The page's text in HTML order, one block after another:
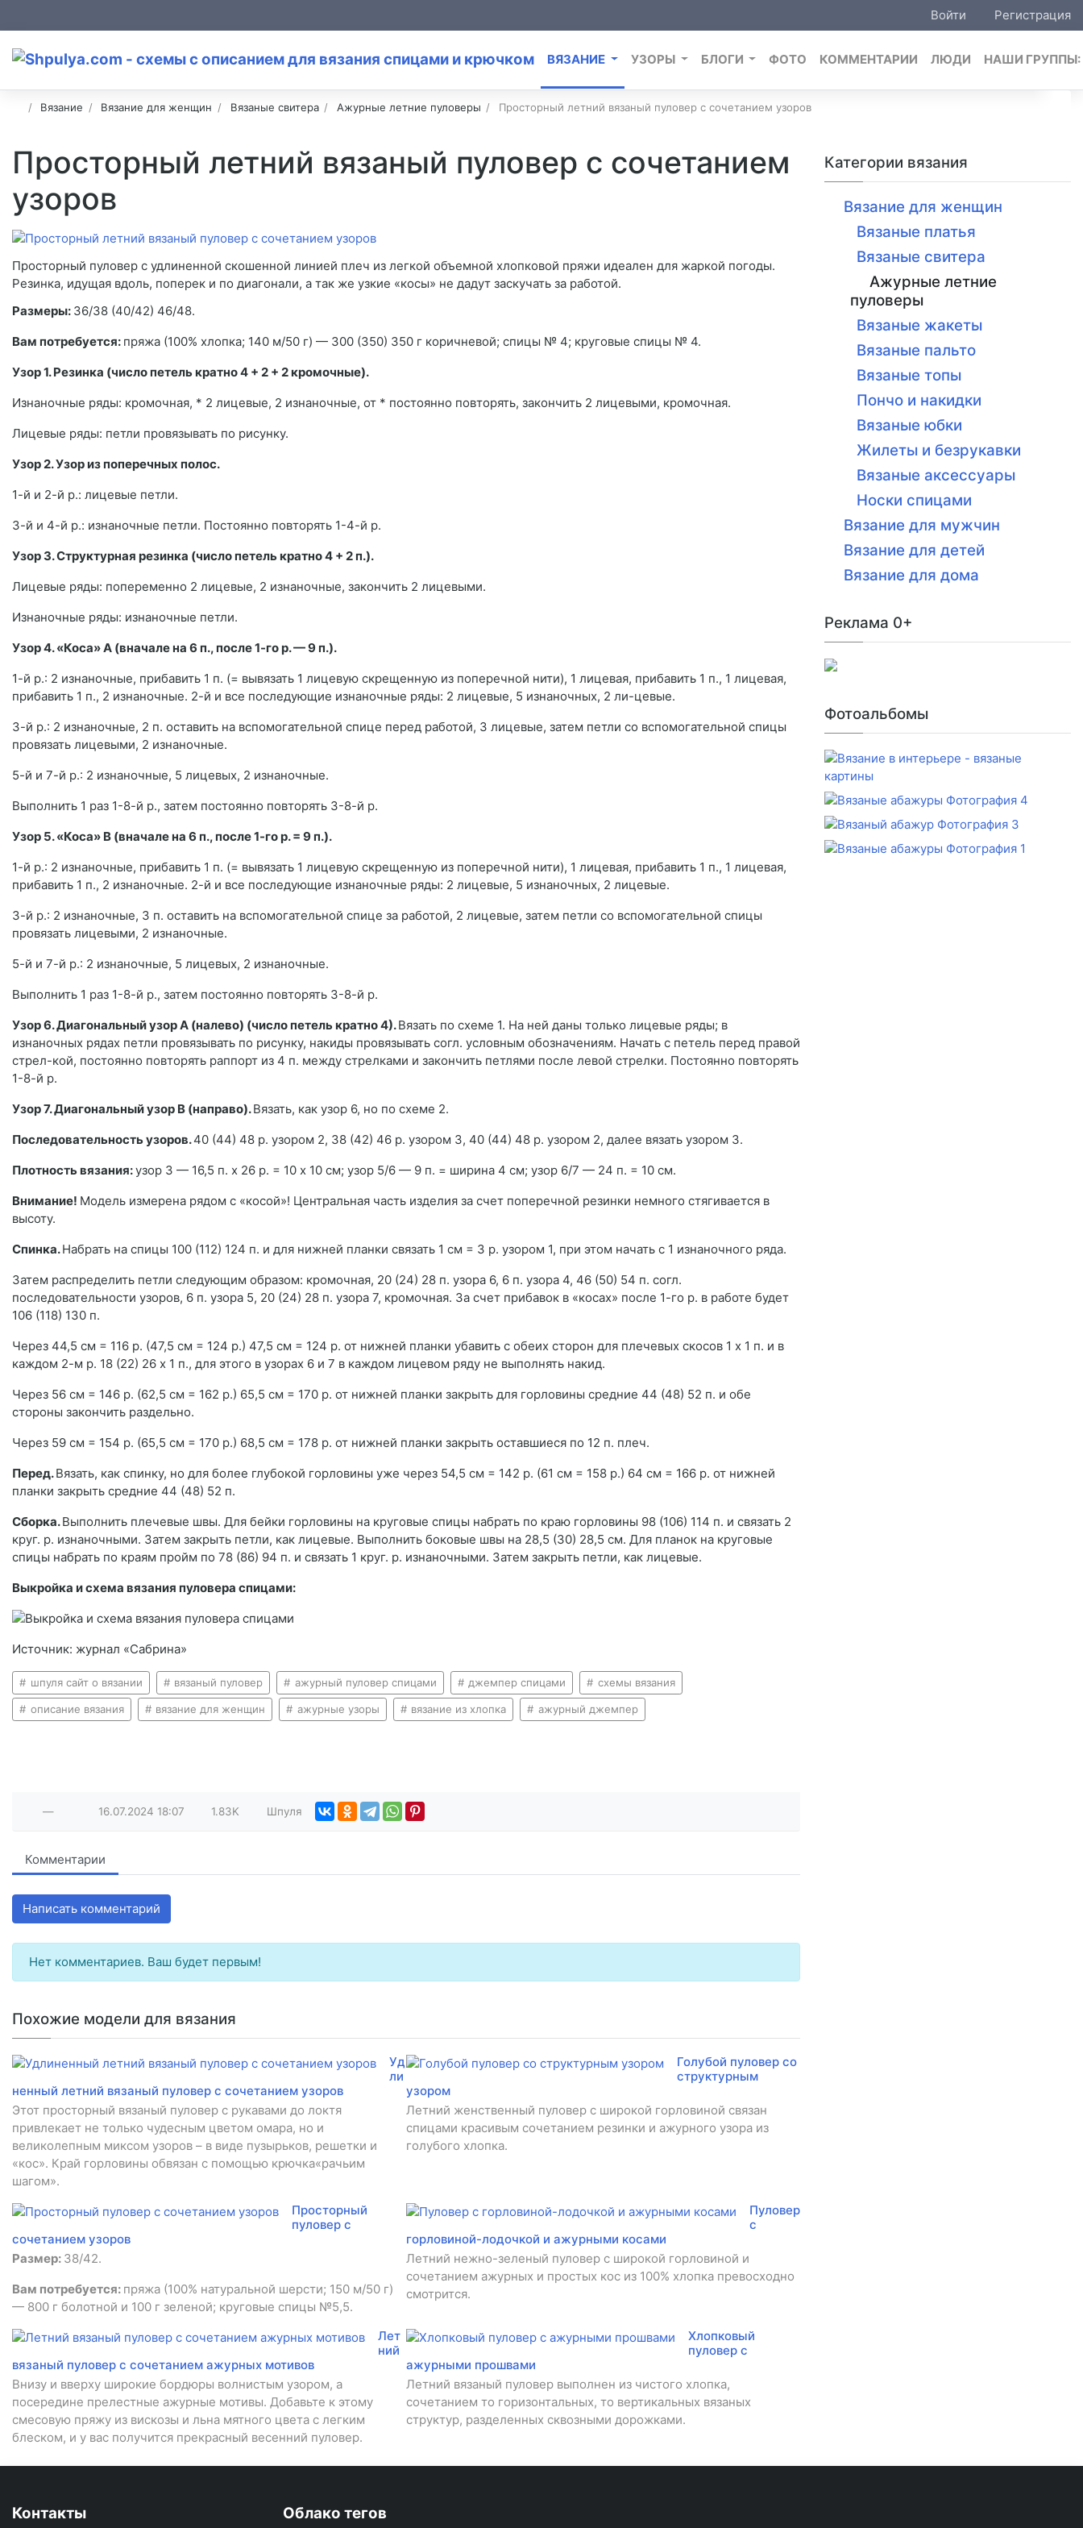
Войти Регистрация
ВЯЗАНИЕ УЗОРЫ БЛОГИ ФОТО КОММЕНТАРИИ ЛЮДИ НАШИ ГРУППЫ:
Вязание Вязание для женщин Вязаные свитера Ажурные летние пуловеры Просторный летний вязаный пуловер с сочетанием узоров
Просторный летний вязаный пуловер с сочетанием
узоров
Просторный пуловер с удлиненной скошенной линией плеч из легкой объемной хлопковой пряжи идеален для жаркой погоды.
Резинка, идущая вдоль, поперек и по диагонали, а так же узкие «косы» не дадут заскучать за работой.
Размеры: 36/38 (40/42) 46/48.
Вам потребуется: пряжа (100% хлопка; 140 м/50 г) — 300 (350) 350 г коричневой; спицы № 4; круговые спицы № 4.
Узор 1. Резинка (число петель кратно 4 + 2 + 2 кромочные).
Изнаночные ряды: кромочная, * 2 лицевые, 2 изнаночные, от * постоянно повторять, закончить 2 лицевыми, кромочная.
Лицевые ряды: петли провязывать по рисунку.
Узор 2. Узор из поперечных полос.
1-й и 2-й р.: лицевые петли.
3-й и 4-й р.: изнаночные петли. Постоянно повторять 1-4-й р.
Узор 3. Структурная резинка (число петель кратно 4 + 2 п.).
Лицевые ряды: попеременно 2 лицевые, 2 изнаночные, закончить 2 лицевыми.
Изнаночные ряды: изнаночные петли.
Узор 4. «Коса» А (вначале на 6 п., после 1-го р. — 9 п.).
1-й р.: 2 изнаночные, прибавить 1 п. (= вывязать 1 лицевую скрещенную из поперечной нити), 1 лицевая, прибавить 1 п., 1 лицевая,
прибавить 1 п., 2 изнаночные. 2-й и все последующие изнаночные ряды: 2 лицевые, 5 изнаночных, 2 ли-цевые.
3-й р.: 2 изнаночные, 2 п. оставить на вспомогательной спице перед работой, 3 лицевые, затем петли со вспомогательной спицы
провязать лицевыми, 2 изнаночные.
5-й и 7-й р.: 2 изнаночные, 5 лицевых, 2 изнаночные.
Выполнить 1 раз 1-8-й р., затем постоянно повторять 3-8-й р.
Узор 5. «Коса» В (вначале на 6 п., после 1-го р. = 9 п.).
1-й р.: 2 изнаночные, прибавить 1 п. (= вывязать 1 лицевую скрещенную из поперечной нити), 1 лицевая, прибавить 1 п., 1 лицевая,
прибавить 1 п., 2 изнаночные. 2-й и все последующие изнаночные ряды: 2 лицевые, 5 изнаночных, 2 лицевые.
3-й р.: 2 изнаночные, 3 п. оставить на вспомогательной спице за работой, 2 лицевые, затем петли со вспомогательной спицы
провязать лицевыми, 2 изнаночные.
5-й и 7-й р.: 2 изнаночные, 5 лицевых, 2 изнаночные.
Выполнить 1 раз 1-8-й р., затем постоянно повторять 3-8-й р.
Узор 6. Диагональный узор А (налево) (число петель кратно 4).Вязать по схеме 1. На ней даны только лицевые ряды; в
изнаночных рядах петли провязывать по рисунку, накиды провязывать согл. условным обозначениям. Начать с петель перед правой
стрел-кой, постоянно повторять раппорт из 4 п. между стрелками и закончить петлями после левой стрелки. Постоянно повторять
1-8-й р.
Узор 7. Диагональный узор В (направо).Вязать, как узор 6, но по схеме 2.
Последовательность узоров.40 (44) 48 р. узором 2, 38 (42) 46 р. узором 3, 40 (44) 48 р. узором 2, далее вязать узором 3.
Плотность вязания:узор 3 — 16,5 п. х 26 р. = 10 х 10 см; узор 5/6 — 9 п. = ширина 4 см; узор 6/7 — 24 п. = 10 см.
Внимание! Модель измерена рядом с «косой»! Центральная часть изделия за счет поперечной резинки немного стягивается в
высоту.
Спинка.Набрать на спицы 100 (112) 124 п. и для нижней планки связать 1 см = 3 р. узором 1, при этом начать с 1 изнаночного ряда.
Затем распределить петли следующим образом: кромочная, 20 (24) 28 п. узора 6, 6 п. узора 4, 46 (50) 54 п. согл.
последовательности узоров, 6 п. узора 5, 20 (24) 28 п. узора 7, кромочная. За счет прибавок в «косах» после 1-го р. в работе будет
106 (118) 130 п.
Через 44,5 см = 116 р. (47,5 см = 124 р.) 47,5 см = 124 р. от нижней планки убавить с обеих сторон для плечевых скосов 1 х 1 п. и в
каждом 2-м р. 18 (22) 26 х 1 п., для этого в узорах 6 и 7 в каждом лицевом ряду не выполнять накид.
Через 56 см = 146 р. (62,5 см = 162 р.) 65,5 см = 170 р. от нижней планки закрыть для горловины средние 44 (48) 52 п. и обе
стороны закончить раздельно.
Через 59 см = 154 р. (65,5 см = 170 р.) 68,5 см = 178 р. от нижней планки закрыть оставшиеся по 12 п. плеч.
Перед.Вязать, как спинку, но для более глубокой горловины уже через 54,5 см = 142 р. (61 см = 158 р.) 64 см = 166 р. от нижней
планки закрыть средние 44 (48) 52 п.
Сборка.Выполнить плечевые швы. Для бейки горловины на круговые спицы набрать по краю горловины 98 (106) 114 п. и связать 2
круг. р. изнаночными. Затем закрыть петли, как лицевые. Выполнить боковые швы на 28,5 (30) 28,5 см. Для планок на круговые
спицы набрать по краям пройм по 78 (86) 94 п. и связать 1 круг. р. изнаночными. Затем закрыть петли, как лицевые.
Выкройка и схема вязания пуловера спицами:
Источник: журнал «Сабрина»
шпуля сайт о вязании вязаный пуловер ажурный пуловер спицами джемпер спицами схемы вязания
описание вязания вязание для женщин ажурные узоры вязание из хлопка ажурный джемпер
— 16.07.2024 18:07 1.83K Шпуля
Комментарии
Написать комментарий
Нет комментариев. Ваш будет первым!
Похожие модели для вязания
Уд
ли
ненный летний вязаный пуловер с сочетанием узоров
Этот просторный вязаный пуловер с рукавами до локтя
привлекает не только чудесным цветом омара, но и
великолепным миксом узоров – в виде пузырьков, решетки и
«кос». Край горловины обвязан с помощью крючка«рачьим
шагом».
Голубой пуловер со
структурным
узором
Летний женственный пуловер с широкой горловиной связан
спицами красивым сочетанием резинки и ажурного узора из
голубого хлопка.
Просторный
пуловер с
сочетанием узоров
Размер: 38/42.
Вам потребуется: пряжа (100% натуральной шерсти; 150 м/50 г)
— 800 г болотной и 100 г зеленой; круговые спицы №5,5.
Пуловер
с
горловиной-лодочкой и ажурными косами
Летний нежно-зеленый пуловер с широкой горловиной и
сочетанием ажурных и простых кос из 100% хлопка превосходно
смотрится.
Лет
ний
вязаный пуловер с сочетанием ажурных мотивов
Внизу и вверху широкие бордюры волнистым узором, а
посередине прелестные ажурные мотивы. Добавьте к этому
смесовую пряжу из вискозы и льна мятного цвета с легким
блеском, и у вас получится прекрасный весенний пуловер.
Хлопковый
пуловер с
ажурными прошвами
Летний вязаный пуловер выполнен из чистого хлопка,
сочетанием то горизонтальных, то вертикальных вязаных
структур, разделенных сквозными дорожками.
Категории вязания
Вязание для женщин
Вязаные платья
Вязаные свитера
Ажурные летние
пуловеры
Вязаные жакеты
Вязаные пальто
Вязаные топы
Пончо и накидки
Вязаные юбки
Жилеты и безрукавки
Вязаные аксессуары
Носки спицами
Вязание для мужчин
Вязание для детей
Вязание для дома
Реклама 0+
Фотоальбомы
Контакты Облако тегов